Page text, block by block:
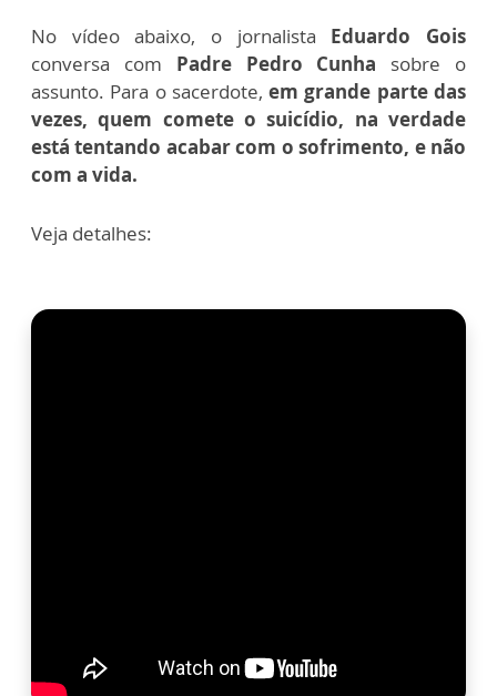
No vídeo abaixo, o jornalista Eduardo Gois
conversa com Padre Pedro Cunha sobre o
assunto. Para o sacerdote,em grande parte das
vezes, quem comete o suicídio, na verdade
está tentando acabar com o sofrimento, e não
com a vida.
Veja detalhes: